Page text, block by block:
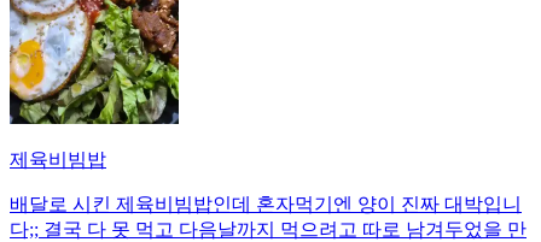
제육비빔밥
배달로 시킨 제육비빔밥인데 혼자먹기엔 양이 진짜 대박입니
다;; 결국 다 못 먹고 다음날까지 먹으려고 따로 남겨두었을 만